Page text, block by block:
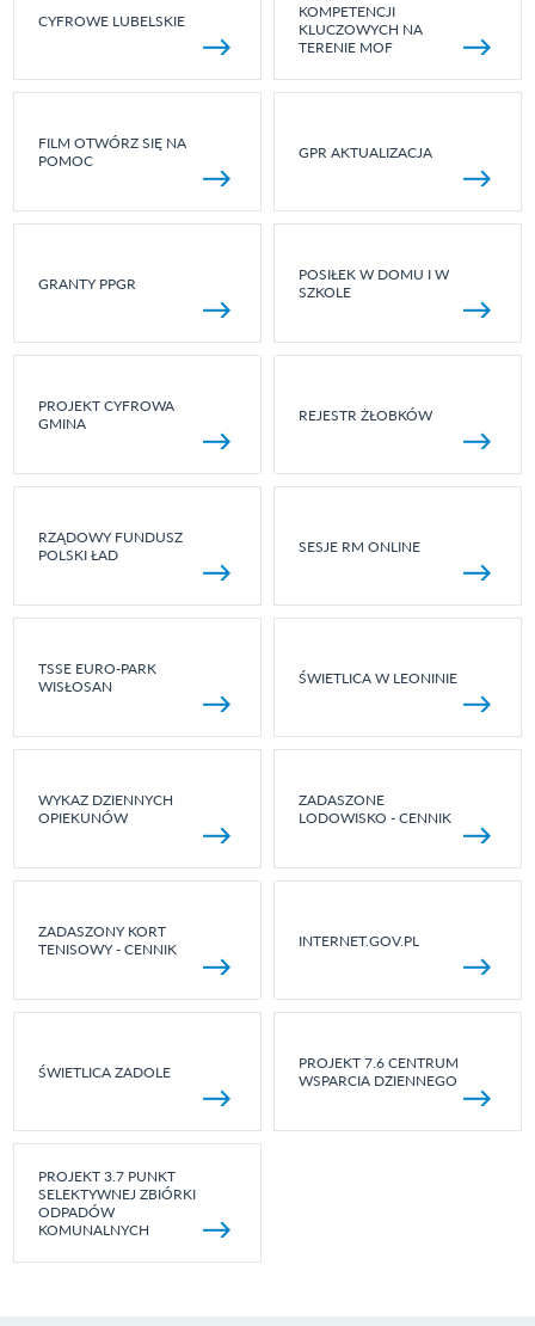
CYFROWE LUBELSKIE
KOMPETENCJI
KLUCZOWYCH NA
TERENIE MOF
FILM OTWÓRZ SIĘ NA
POMOC
GPR AKTUALIZACJA
GRANTY PPGR
POSIŁEK W DOMU I W
SZKOLE
PROJEKT CYFROWA
GMINA
REJESTR ŻŁOBKÓW
RZĄDOWY FUNDUSZ
POLSKI ŁAD
SESJE RM ONLINE
TSSE EURO-PARK
WISŁOSAN
ŚWIETLICA W LEONINIE
WYKAZ DZIENNYCH
OPIEKUNÓW
ZADASZONE
LODOWISKO - CENNIK
ZADASZONY KORT
TENISOWY - CENNIK
INTERNET.GOV.PL
ŚWIETLICA ZADOLE
PROJEKT 7.6 CENTRUM
WSPARCIA DZIENNEGO
PROJEKT 3.7 PUNKT
SELEKTYWNEJ ZBIÓRKI
ODPADÓW
KOMUNALNYCH